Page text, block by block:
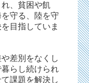
、貧困や飢
守る、陸を守
目指していま
差別をなくし
らし続けられ
課題を解決し